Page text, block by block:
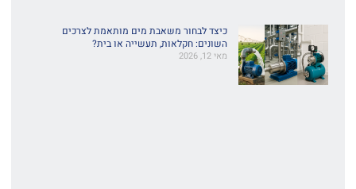
כיצד לבחור משאבת מים מותאמת לצרכים
השונים: חקלאות, תעשייה או בית?
מאי 12, 2026